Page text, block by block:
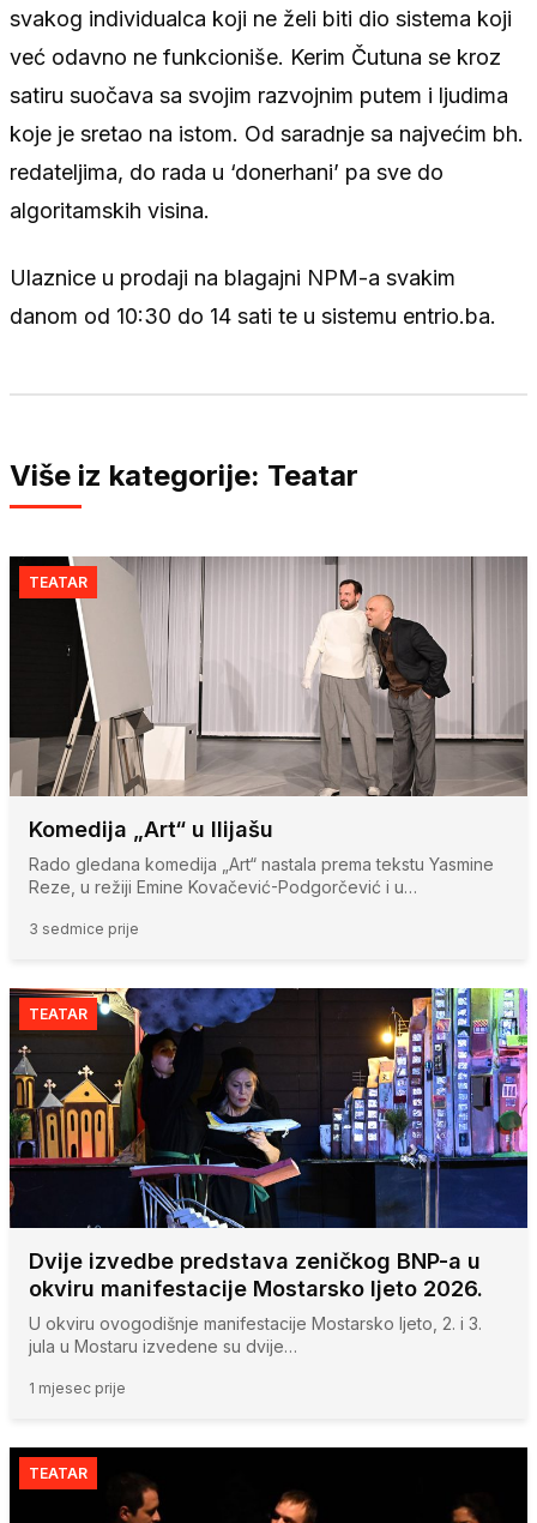
svakog individualca koji ne želi biti dio sistema koji
već odavno ne funkcioniše. Kerim Čutuna se kroz
satiru suočava sa svojim razvojnim putem i ljudima
koje je sretao na istom. Od saradnje sa najvećim bh.
redateljima, do rada u ‘donerhani’ pa sve do
algoritamskih visina.
Ulaznice u prodaji na blagajni NPM-a svakim
danom od 10:30 do 14 sati te u sistemu entrio.ba.
Više iz kategorije: Teatar
TEATAR
Komedija „Art“ u Ilijašu
Rado gledana komedija „Art“ nastala prema tekstu Yasmine
Reze, u režiji Emine Kovačević-Podgorčević i u…
3 sedmice prije
TEATAR
Dvije izvedbe predstava zeničkog BNP-a u
okviru manifestacije Mostarsko ljeto 2026.
U okviru ovogodišnje manifestacije Mostarsko ljeto, 2. i 3.
jula u Mostaru izvedene su dvije…
1 mjesec prije
TEATAR